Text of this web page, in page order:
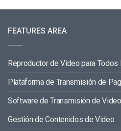
FEATURES AREA
Reproductor de Video para
Plataforma de Transmisión de
Software de Transmisión de Video
Gestión de Contenidos de Video